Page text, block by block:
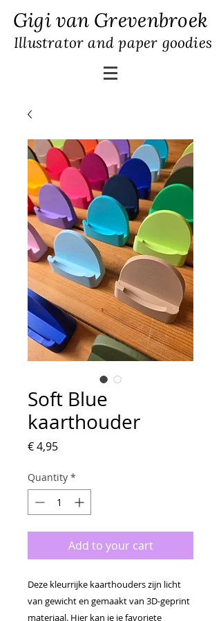
Gigi van Grevenbroek
Illustrator and paper goodies
Soft Blue
kaarthouder
€ 4,95Price
Quantity *
Add to your cart
Deze kleurrijke kaarthouders zijn licht
van gewicht en gemaakt van 3D-geprint
materiaal. Hier kan je je favoriete